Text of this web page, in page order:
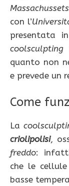
con l’
presentata
coolsculpting
quanto non
e prevede un
Come
La
criolipolisi,
freddo:
che le
basse